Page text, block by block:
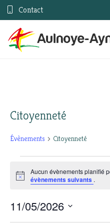
Contact
Citoyenneté
Évènements Citoyenneté
Évènements
for
11
Notice
Aucun évènements planifié
évènements suivants .
11/05/2026